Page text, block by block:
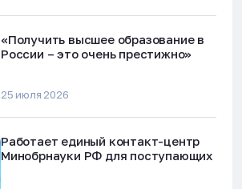
«Получить высшее образование в
России – это очень престижно»
25 июля 2026
Работает единый контакт-центр
Минобрнауки РФ для поступающих